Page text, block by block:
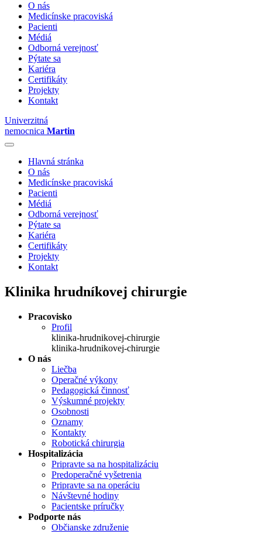
O nás
Medicínske pracoviská
Pacienti
Médiá
Odborná verejnosť
Pýtate sa
Kariéra
Certifikáty
Projekty
Kontakt
Univerzitná
nemocnica Martin
Hlavná stránka
O nás
Medicínske pracoviská
Pacienti
Médiá
Odborná verejnosť
Pýtate sa
Kariéra
Certifikáty
Projekty
Kontakt
Klinika hrudníkovej chirurgie
Pracovisko
Profil
klinika-hrudnikovej-chirurgie
klinika-hrudnikovej-chirurgie
O nás
Liečba
Operačné výkony
Pedagogická činnosť
Výskumné projekty
Osobnosti
Oznamy
Kontakty
Robotická chirurgia
Hospitalizácia
Pripravte sa na hospitalizáciu
Predoperačné vyšetrenia
Pripravte sa na operáciu
Návštevné hodiny
Pacientske príručky
Podporte nás
Občianske združenie